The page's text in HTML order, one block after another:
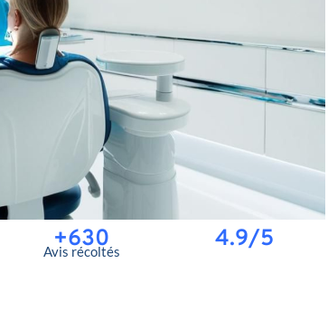
+630
Avis récoltés 4.9/5